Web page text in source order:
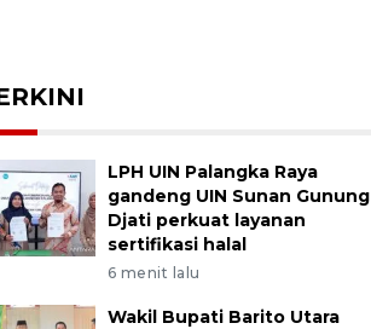
LPH UIN Palangka Raya
gandeng UIN Sunan Gunung
Djati perkuat layanan
sertifikasi halal
6 menit lalu
Wakil Bupati Barito Utara